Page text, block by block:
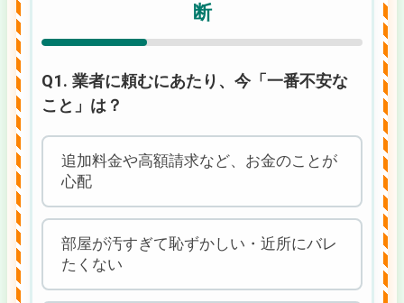
断
Q1. 業者に頼むにあたり、今「一番不安な
こと」は？
追加料金や高額請求など、お金のことが
心配
部屋が汚すぎて恥ずかしい・近所にバレ
たくない